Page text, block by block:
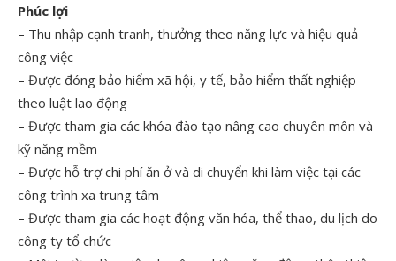
Phúc lợi
– Thu nhập cạnh tranh, thưởng theo năng lực và hiệu quả
công việc
– Được đóng bảo hiểm xã hội, y tế, bảo hiểm thất nghiệp
theo luật lao động
– Được tham gia các khóa đào tạo nâng cao chuyên môn và
kỹ năng mềm
– Được hỗ trợ chi phí ăn ở và di chuyển khi làm việc tại các
công trình xa trung tâm
– Được tham gia các hoạt động văn hóa, thể thao, du lịch do
công ty tổ chức